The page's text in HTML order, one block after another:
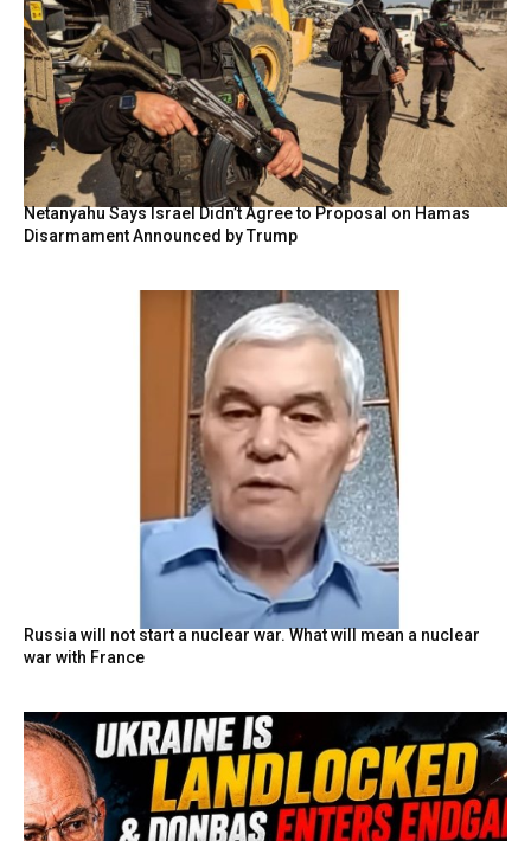
Netanyahu Says Israel Didn’t Agree to Proposal on Hamas
Disarmament Announced by Trump
Russia will not start a nuclear war. What will mean a nuclear
war with France